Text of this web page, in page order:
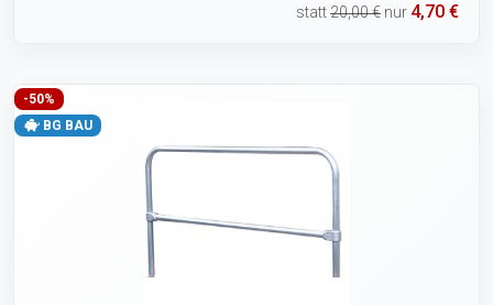
statt20,00 € nur 4,70 €
-50%
BG BAU